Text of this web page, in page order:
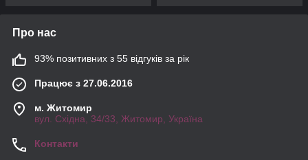
Про нас
93% позитивних з 55 відгуків за рік
Працює з 27.06.2016
м. Житомир
вул. Східна, 34/33, Житомир, Україна
Контакти